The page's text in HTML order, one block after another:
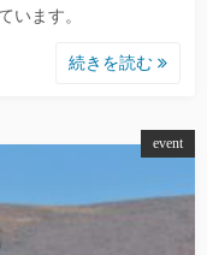
います。
続きを読む
event